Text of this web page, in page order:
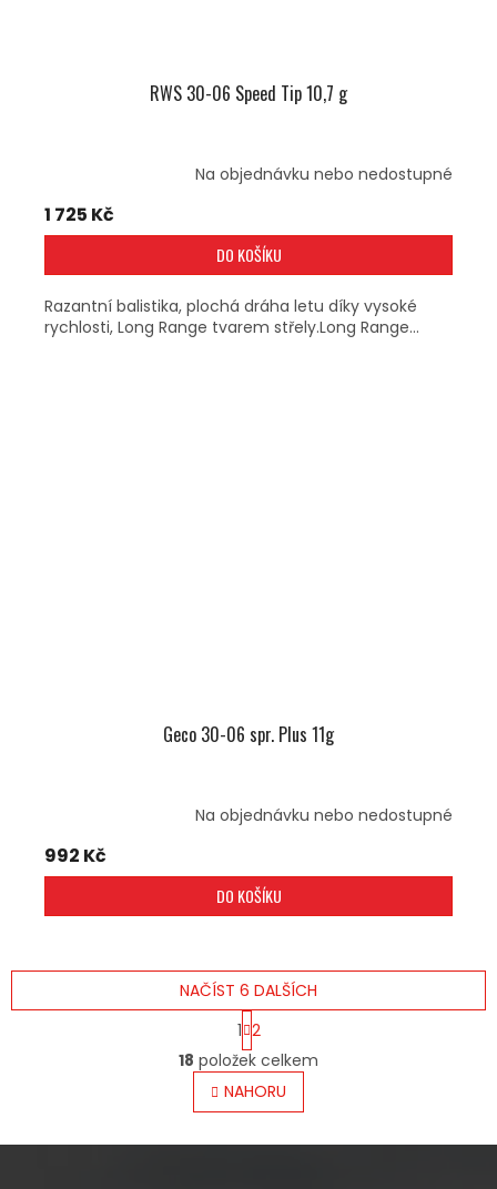
RWS 30-06 Speed Tip 10,7 g
Na objednávku nebo nedostupné
1 725 Kč
DO KOŠÍKU
Razantní balistika, plochá dráha letu díky vysoké
rychlosti, Long Range tvarem střely.Long Range...
Geco 30-06 spr. Plus 11g
Na objednávku nebo nedostupné
992 Kč
DO KOŠÍKU
O
V
L
Á
NAČÍST 6 DALŠÍCH
S
T
R
Á
N
K
V
1 2
18 položek celkem
NAHORU